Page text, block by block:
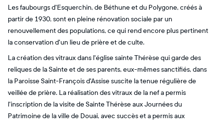
Les faubourgs d'Esquerchin, de Béthune et du Polygone, créés à
partir de 1930, sont en pleine rénovation sociale par un
renouvellement des populations, ce qui rend encore plus pertinent
la conservation d'un lieu de prière et de culte.
La création des vitraux dans l'église sainte Thérèse qui garde des
reliques de la Sainte et de ses parents, eux-mêmes sanctifiés, dans
la Paroisse Saint-François d'Assise suscite la tenue régulière de
veillée de prière. La réalisation des vitraux de la nef a permis
l'inscription de la visite de Sainte Thérèse aux Journées du
Patrimoine de la ville de Douai, avec succès et a permis aux